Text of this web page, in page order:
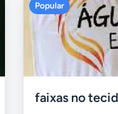
Popular